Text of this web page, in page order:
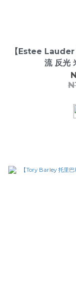
【Estee Lauder
流 反光